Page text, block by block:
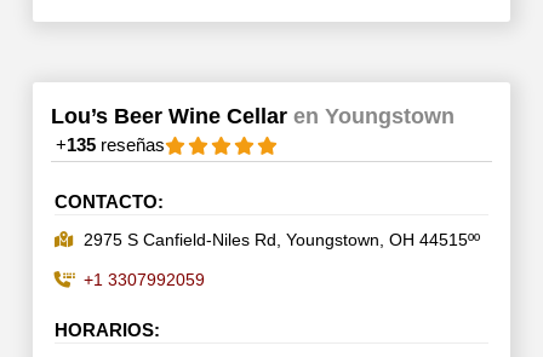
Lou’s Beer Wine Cellar en Youngstown
+135reseñas
CONTACTO:
2975 S Canfield-Niles Rd, Youngstown, OH 44515ºº
+1 3307992059
HORARIOS: